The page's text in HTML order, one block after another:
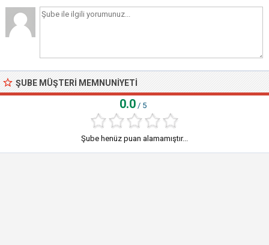
ŞUBE MÜŞTERI MEMNUNIYETI
0.0 / 5
Şube henüz puan alamamıştır...